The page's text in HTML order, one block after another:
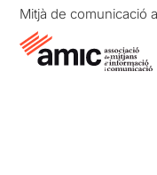
Mitjà de comunicació